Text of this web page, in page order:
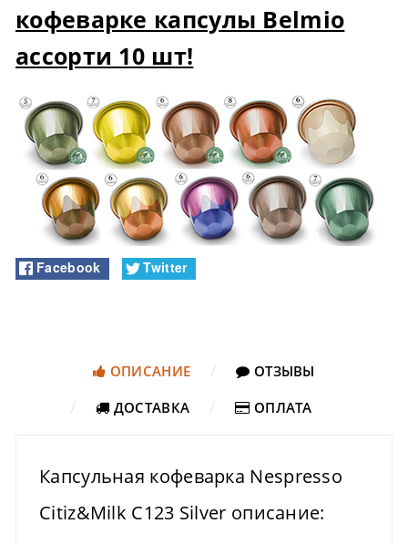
кофеварке капсулы Belmio
ассорти 10 шт!
Facebook Twitter
ОПИСАНИЕ
ОТЗЫВЫ
ДОСТАВКА
ОПЛАТА
Капсульная кофеварка Nespresso
Citiz&Milk C123 Silver описание: